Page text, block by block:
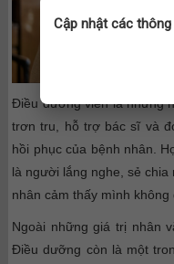
Điều dưỡng viên là những
trơn tru, hỗ trợ bác sĩ và
hồi phục của bệnh nhân.
là người lắng nghe, sẻ
nhân cảm thấy mình
Ngoài những giá trị nhân
Điều dưỡng còn là một
Cập nhật các